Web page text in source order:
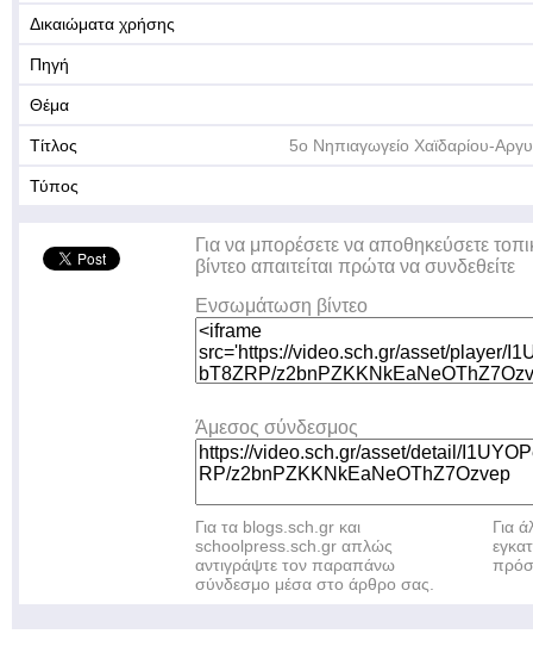
Δικαιώματα χρήσης
Πηγή
Θέμα
Τίτλος 5ο Νηπιαγωγείο Χαϊδαρίου-
Τύπος
Για να μπορέσετε να αποθηκεύσετε
βίντεο απαιτείται πρώτα να συνδεθείτε
Ενσωμάτωση βίντεο
Άμεσος σύνδεσμος
Για τα blogs.sch.gr και
schoolpress.sch.gr απλώς
αντιγράψτε τον παραπάνω
σύνδεσμο μέσα στο άρθρο σας.
Για